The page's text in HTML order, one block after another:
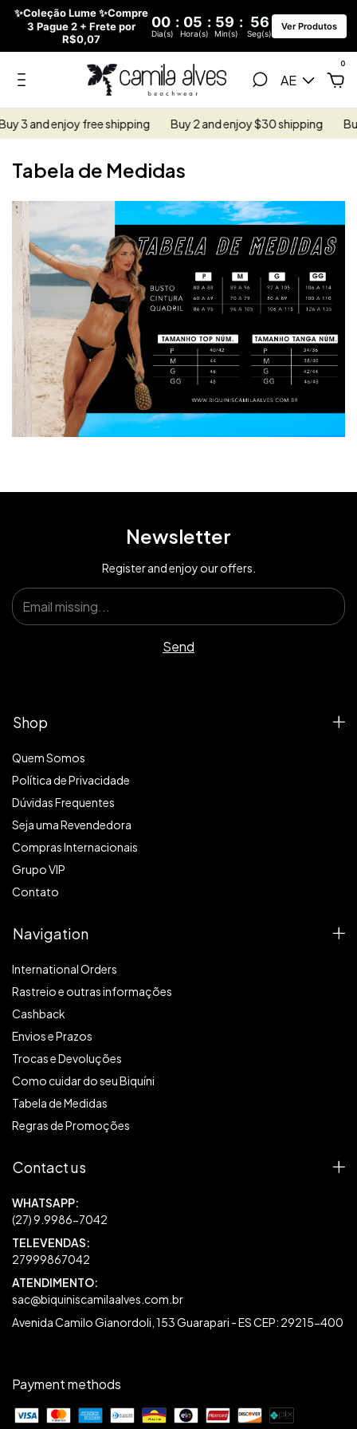
✨Coleção Lume ✨Compre
3 Pague 2 + Frete por
R$0,07
00 : 05 : 59 : 55
Dia(s) Hora(s) Min(s) Seg(s)
Ver Produtos
AE
0
3 and enjoy free shipping Buy 2 and enjoy $30 shipping
Tabela de Medidas
Newsletter
Register and enjoy our offers.
Shop
Quem Somos
Política de Privacidade
Dúvidas Frequentes
Seja uma Revendedora
Compras Internacionais
Grupo VIP
Contato
Navigation
International Orders
Rastreio e outras informações
Cashback
Envios e Prazos
Trocas e Devoluções
Como cuidar do seu Biquíni
Tabela de Medidas
Regras de Promoções
Contact us
27999867042
sac@biquiniscamilaalves.com.br
Avenida Camilo Gianordoli, 153 Guarapari - ES CEP: 29215-400
Payment methods